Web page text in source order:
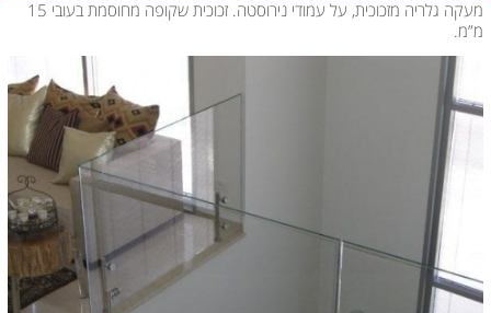
מעקה גלריה מזכוכית, על עמודי נירוסטה. זכוכית שקופה מחוסמת בעובי 15
מ”מ.